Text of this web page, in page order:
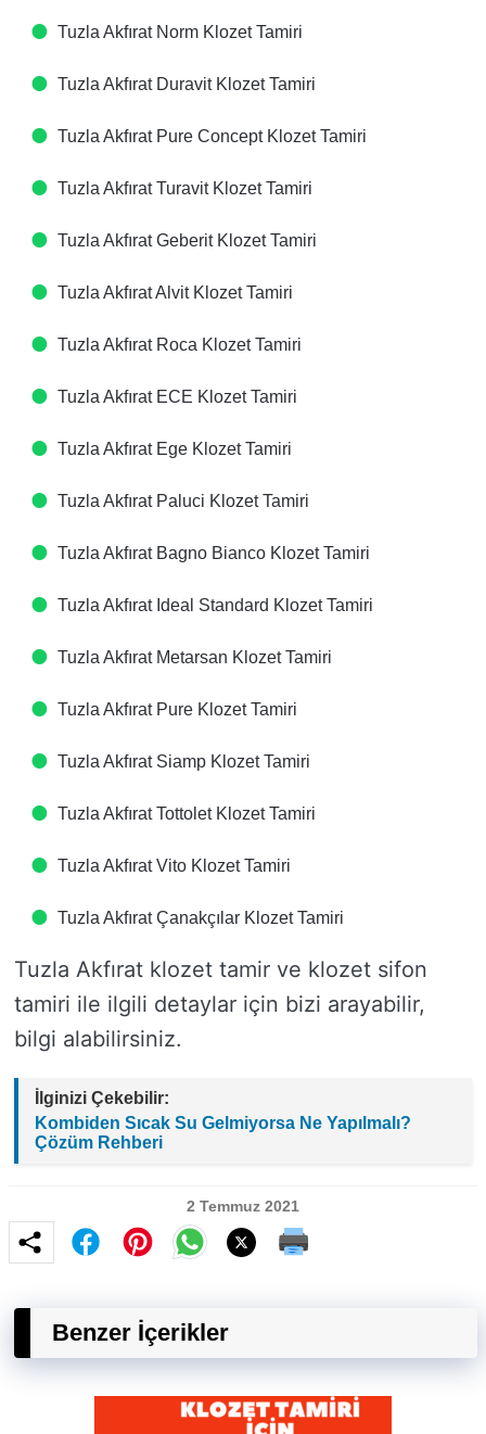
Tuzla Akfırat Norm Klozet Tamiri
Tuzla Akfırat Duravit Klozet Tamiri
Tuzla Akfırat Pure Concept Klozet Tamiri
Tuzla Akfırat Turavit Klozet Tamiri
Tuzla Akfırat Geberit Klozet Tamiri
Tuzla Akfırat Alvit Klozet Tamiri
Tuzla Akfırat Roca Klozet Tamiri
Tuzla Akfırat ECE Klozet Tamiri
Tuzla Akfırat Ege Klozet Tamiri
Tuzla Akfırat Paluci Klozet Tamiri
Tuzla Akfırat Bagno Bianco Klozet Tamiri
Tuzla Akfırat Ideal Standard Klozet Tamiri
Tuzla Akfırat Metarsan Klozet Tamiri
Tuzla Akfırat Pure Klozet Tamiri
Tuzla Akfırat Siamp Klozet Tamiri
Tuzla Akfırat Tottolet Klozet Tamiri
Tuzla Akfırat Vito Klozet Tamiri
Tuzla Akfırat Çanakçılar Klozet Tamiri
Tuzla Akfırat klozet tamir ve klozet sifon
tamiri ile ilgili detaylar için bizi arayabilir,
bilgi alabilirsiniz.
İlginizi Çekebilir:
Kombiden Sıcak Su Gelmiyorsa Ne Yapılmalı?
Çözüm Rehberi
2 Temmuz 2021
Benzer İçerikler